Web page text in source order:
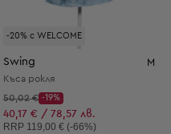
-20% с WELCOME
Swing M
Къса рокля
Начална цена:
50,02 €
Discount Price:
-19%
Намалена цена:
40,17 € / 78,57 лв.
Препоръчителна цена:
RRP 119,00 € (-66%)